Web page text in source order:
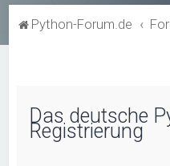
Python-Forum.de
Das deutsche
Registrierung